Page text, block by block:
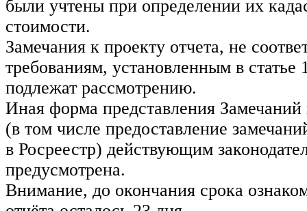
были учтены при определении их
стоимости.
Замечания к проекту отчета, не
требованиям, установленным в статье
подлежат рассмотрению.
Иная форма представления Замечаний
(в том числе предоставление
в Росреестр) действующим
предусмотрена.
Внимание, до окончания срока